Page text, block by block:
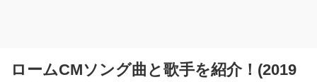
ロームCMソング曲と歌手を紹介！(2019